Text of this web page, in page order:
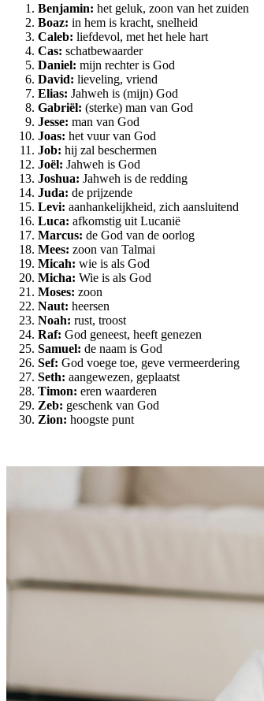
Benjamin: het geluk, zoon van het zuiden
Boaz: in hem is kracht, snelheid
Caleb: liefdevol, met het hele hart
Cas: schatbewaarder
Daniel: mijn rechter is God
David: lieveling, vriend
Elias: Jahweh is (mijn) God
Gabriël: (sterke) man van God
Jesse: man van God
Joas: het vuur van God
Job: hij zal beschermen
Joël: Jahweh is God
Joshua: Jahweh is de redding
Juda: de prijzende
Levi: aanhankelijkheid, zich aansluitend
Luca: afkomstig uit Lucanië
Marcus: de God van de oorlog
Mees: zoon van Talmai
Micah: wie is als God
Micha: Wie is als God
Moses: zoon
Naut: heersen
Noah: rust, troost
Raf: God geneest, heeft genezen
Samuel: de naam is God
Sef: God voege toe, geve vermeerdering
Seth: aangewezen, geplaatst
Timon: eren waarderen
Zeb: geschenk van God
Zion: hoogste punt